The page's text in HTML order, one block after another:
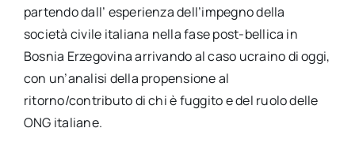
partendo dall’ esperienza dell’impegno della
società civile italiana nella fase post-bellica in
Bosnia Erzegovina arrivando al caso ucraino di oggi,
con un’analisi della propensione al
ritorno/contributo di chi è fuggito e del ruolo delle
ONG italiane.